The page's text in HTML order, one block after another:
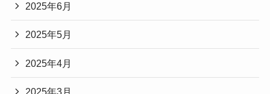
2025年6月
2025年5月
2025年4月
2025年3月